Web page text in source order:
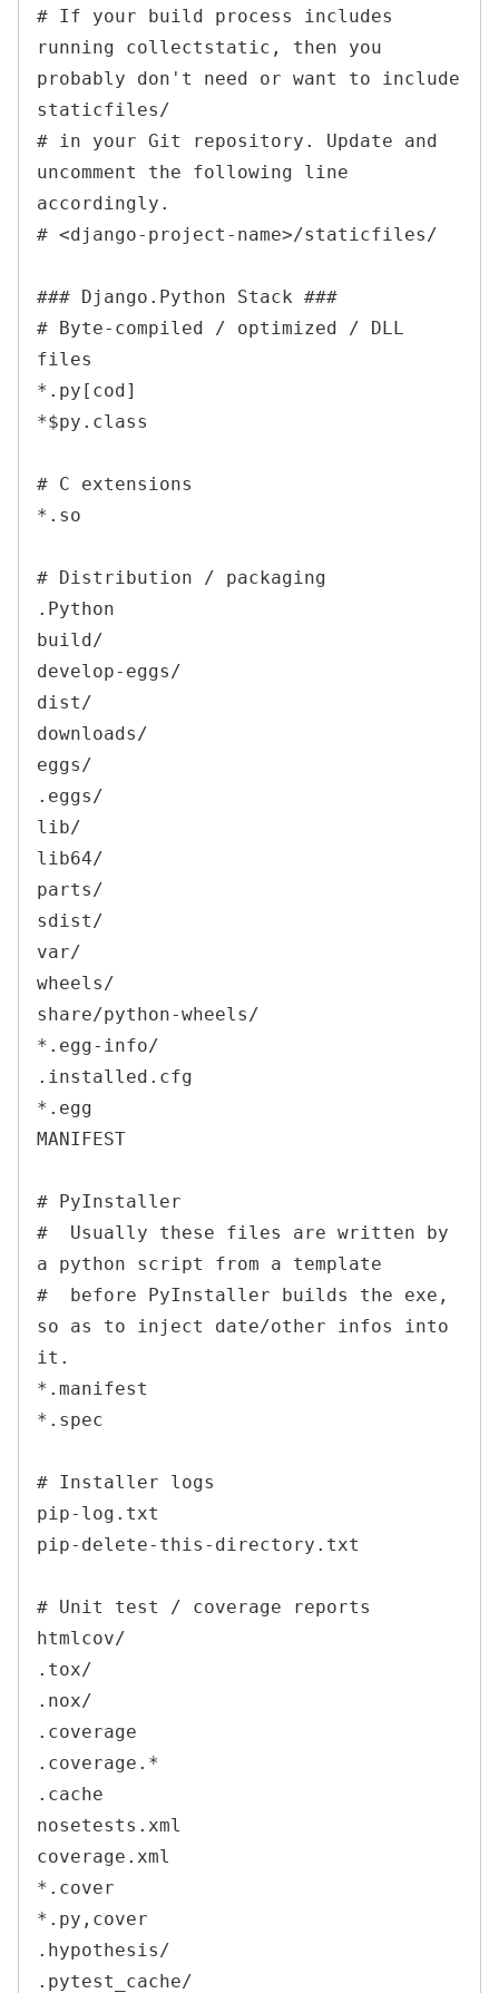
# If your build process includes
running collectstatic, then you
probably don't need or want to include
staticfiles/
# in your Git repository. Update and
uncomment the following line
accordingly.
# <django-project-name>/staticfiles/
### Django.Python Stack ###
# Byte-compiled / optimized / DLL
files
*.py[cod]
*$py.class
# C extensions
*.so
# Distribution / packaging
.Python
build/
develop-eggs/
dist/
downloads/
eggs/
.eggs/
lib/
lib64/
parts/
sdist/
var/
wheels/
share/python-wheels/
*.egg-info/
.installed.cfg
*.egg
MANIFEST
# PyInstaller
#  Usually these files are written by
a python script from a template
#  before PyInstaller builds the exe,
so as to inject date/other infos into
it.
*.manifest
*.spec
# Installer logs
pip-log.txt
pip-delete-this-directory.txt
# Unit test / coverage reports
htmlcov/
.tox/
.nox/
.coverage
.coverage.*
.cache
nosetests.xml
coverage.xml
*.cover
*.py,cover
.hypothesis/
.pytest_cache/